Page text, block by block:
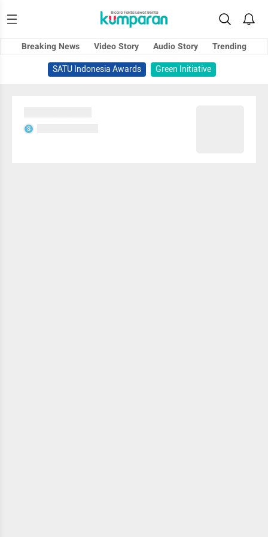
Breaking News Video Story Audio Story
Trending
SATU Indonesia Awards
Green Initiative
S